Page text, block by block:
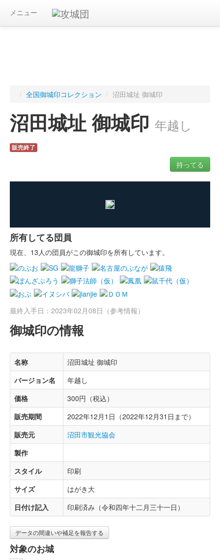
メニュー
/ 全国御城印コレクション / 沼田城址 御城印
沼田城址 御城印 年越し
販売終了
持ってる
所有してる団員
現在、13人の団員がこの御城印を所有しています。
最終入手日：2023年02月08日（参考情報）
御城印の情報
名称
沼田城址 御城印
バージョン名
年越し
価格
300円（税込）
販売期間
2022年12月1日（2022年12月31日まで）
販売元
沼田市観光協会
製作
スタイル
印刷
サイズ
はがき大
日付け記入
印刷済み（令和四年十二月三十一日）
データの間違いや補足を報告する
対象のお城